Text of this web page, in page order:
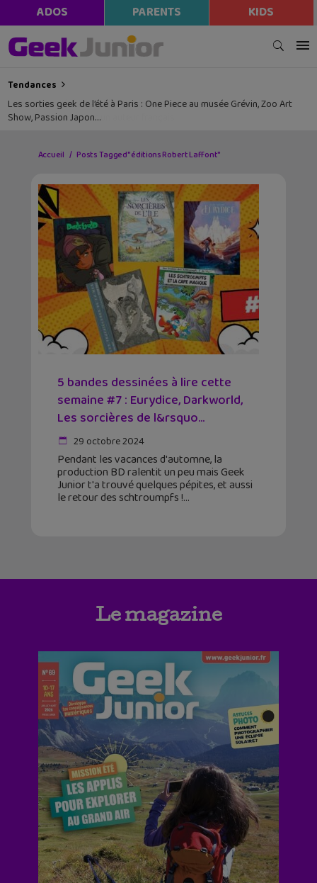
ADOS PARENTS KIDS
Tendances
Les sorties geek de l’été à Paris : One Piece au musée Grévin, Zoo Art
Show, Passion Japon…
Accueil Posts Tagged "éditions Robert Laffont"
5 bandes dessinées à lire cette
semaine #7 : Eurydice, Darkworld,
Les sorcières de l&rsquo...
29 octobre 2024
Pendant les vacances d'automne, la
production BD ralentit un peu mais Geek
Junior t'a trouvé quelques pépites, et aussi
le retour des schtroumpfs !
Le magazine